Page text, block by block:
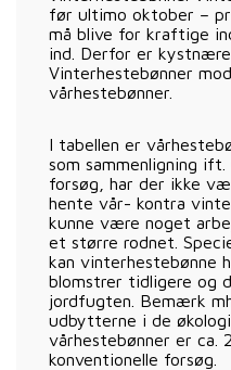
før ultimo oktober –
må blive for kraftige
ind. Derfor er
Vinterhestebønner
vårhestebønner.
I tabellen er
som sammenligning
forsøg, har der ikke
hente vår- kontra
kunne være noget
et større rodnet.
kan vinterhestebønne
blomstrer tidligere og
jordfugten. Bemærk
udbytterne i de
vårhestebønner er ca.
konventionelle forsøg.